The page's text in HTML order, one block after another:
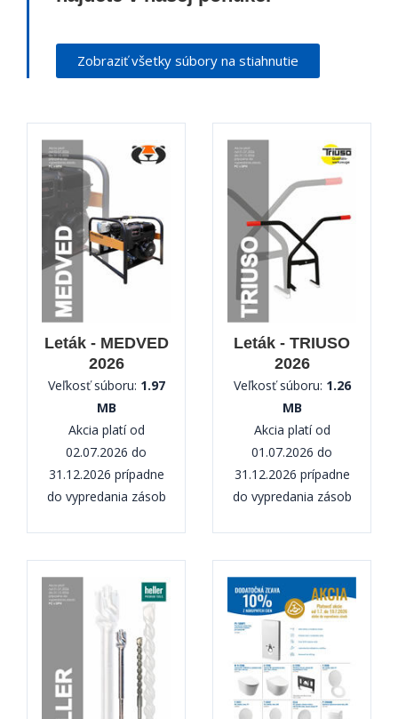
Zobraziť všetky súbory na stiahnutie
Leták - MEDVED
2026
Veľkosť súboru: 1.97
MB
Akcia platí od
02.07.2026 do
31.12.2026 prípadne
do vypredania zásob
Leták - TRIUSO
2026
Veľkosť súboru: 1.26
MB
Akcia platí od
01.07.2026 do
31.12.2026 prípadne
do vypredania zásob